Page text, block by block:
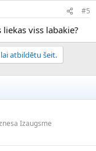
#5
viss labakie?
atbildētu šeit.
Izaugsme